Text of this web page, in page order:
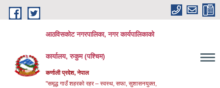
Skip to main content
आठविसकोट नगरपालिका, नगर कार्यपालिकाको
कार्यालय, रुकुम (पश्चिम)
कर्णाली प्रदेश, नेपाल
"समृद्ध गाउँ शहरको रहर – स्वस्थ, सफा, सुशासनयुक्त,